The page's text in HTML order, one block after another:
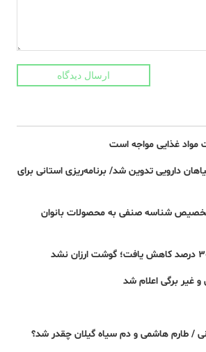
ارسال دیدگاه
مواد غذایی مواجه است
دارویی تدوین شد/ برنامه‌ریزی استانی برای
تخصیص شناسه صنفی به محصولات بانوان
غیر برگی اعلام شد
/ طارم هاشمی و دم سیاه گیلان چقدر شد؟